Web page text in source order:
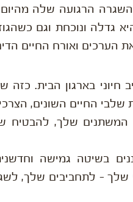
הרגועה שלה
גדלה ונוכחת וגם
הערכים ואורח החיים
חיוני בארגון הבית.
שלבי החיים השונים,
המשתנים שלך, להבטיח
בשיטה גמישה
שלך – לתחביבים שלך,